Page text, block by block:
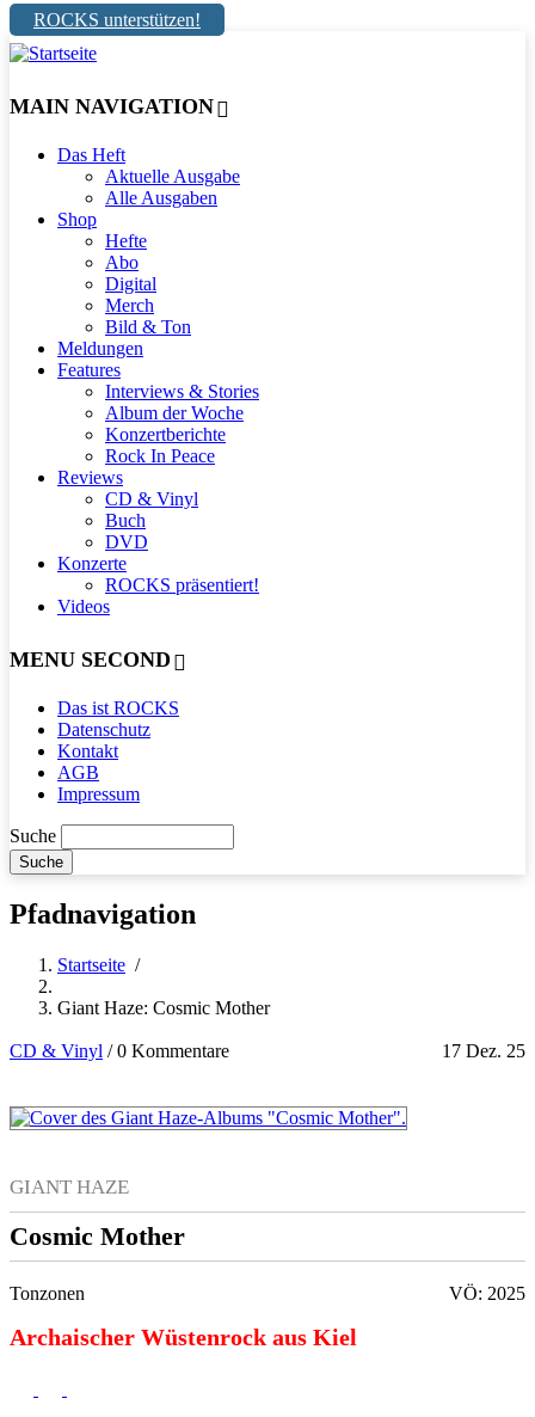
ROCKS unterstützen!
MAIN NAVIGATION
Das Heft
Aktuelle Ausgabe
Alle Ausgaben
Shop
Hefte
Abo
Digital
Merch
Bild & Ton
Meldungen
Features
Interviews & Stories
Album der Woche
Konzertberichte
Rock In Peace
Reviews
CD & Vinyl
Buch
DVD
Konzerte
ROCKS präsentiert!
Videos
MENU SECOND
Das ist ROCKS
Datenschutz
Kontakt
AGB
Impressum
Suche
Pfadnavigation
Startseite /
Giant Haze: Cosmic Mother
CD & Vinyl 17 Dez. 25
/0 Kommentare
GIANT HAZE
Cosmic Mother
Tonzonen VÖ: 2025
Archaischer Wüstenrock aus Kiel